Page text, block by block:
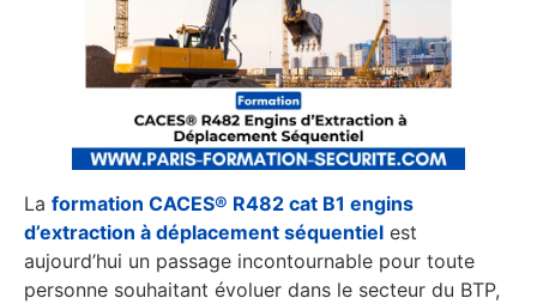
La formation CACES® R482 cat B1 engins
d’extraction à déplacement séquentiel est
aujourd’hui un passage incontournable pour toute
personne souhaitant évoluer dans le secteur du BTP,